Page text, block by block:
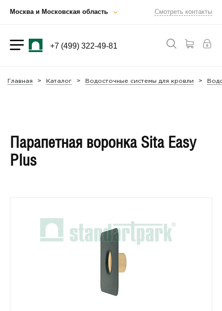
Москва и Московская область Смотреть контакты
+7 (499) 322-49-81
Главная Каталог Водосточные системы для кровли
Парапетная воронка Sita Easy
Plus